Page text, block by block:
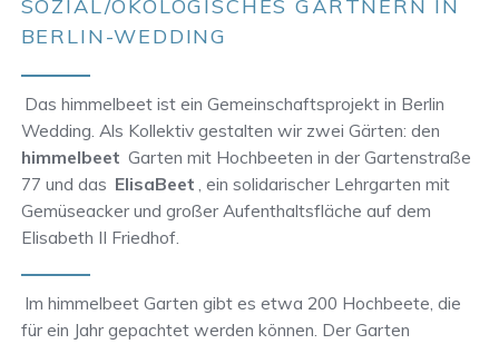
SOZIAL/ÖKOLOGISCHES GÄRTNERN IN
BERLIN-WEDDING
Das himmelbeet ist ein Gemeinschaftsprojekt in Berlin
Wedding. Als Kollektiv gestalten wir zwei Gärten: den
himmelbeet Garten mit Hochbeeten in der Gartenstraße
77 und das ElisaBeet , ein solidarischer Lehrgarten mit
Gemüseacker und großer Aufenthaltsfläche auf dem
Elisabeth II Friedhof.
Im himmelbeet Garten gibt es etwa 200 Hochbeete, die
für ein Jahr gepachtet werden können. Der Garten